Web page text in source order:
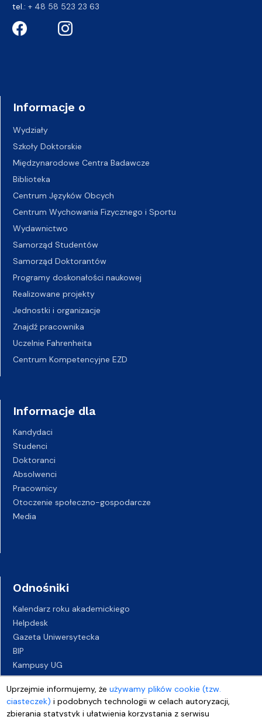
Uprzejmie informujemy, żeużywamy plików cookie (tzw.
ciasteczek) i podobnych technologii w celach autoryzacji,
zbierania statystyk i ułatwienia korzystania z serwisu
tel.: + 48 58 523 23 63
Informacje o
Wydziały
Szkoły Doktorskie
Międzynarodowe Centra Badawcze
Biblioteka
Centrum Języków Obcych
Centrum Wychowania Fizycznego i Sportu
Wydawnictwo
Samorząd Studentów
Samorząd Doktorantów
Programy doskonałości naukowej
Realizowane projekty
Jednostki i organizacje
Znajdź pracownika
Uczelnie Fahrenheita
Centrum Kompetencyjne EZD
Informacje dla
Kandydaci
Studenci
Doktoranci
Absolwenci
Pracownicy
Otoczenie społeczno-gospodarcze
Media
Odnośniki
Kalendarz roku akademickiego
Helpdesk
Gazeta Uniwersytecka
BIP
Kampusy UG
Biuro Karier UG
Oferty pracy
Deklaracja dostępności